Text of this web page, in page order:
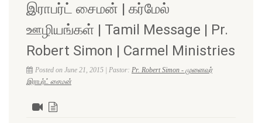
இராபர்ட் சைமன் | கர்மேல்
ஊழியங்கள் | Tamil Message | Pr.
Robert Simon | Carmel Ministries
Posted on June 21, 2015 | Pastor: Pr. Robert Simon - முனைவர்
இராபர்ட் சைமன்